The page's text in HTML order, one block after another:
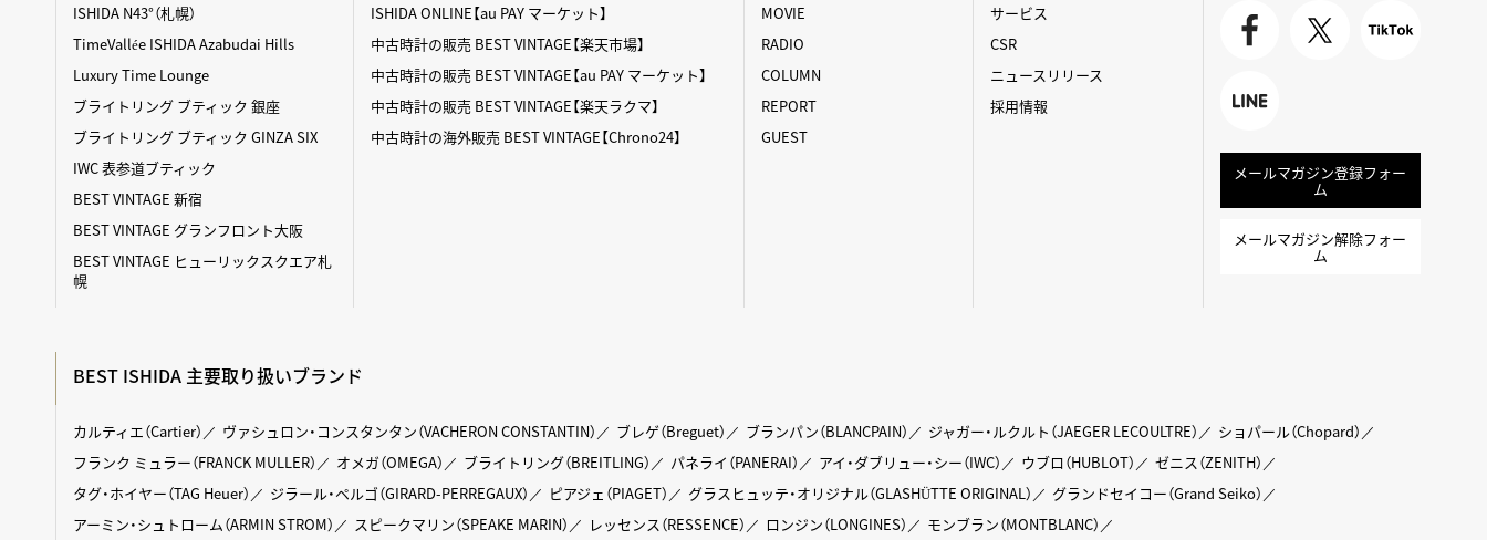
ISHIDA N43°（札幌）
TimeVallée ISHIDA Azabudai Hills
Luxury Time Lounge
ブライトリング ブティック 銀座
ブライトリング ブティック GINZA SIX
IWC 表参道ブティック
BEST VINTAGE 新宿
BEST VINTAGE グランフロント大阪
BEST VINTAGE ヒューリックスクエア札
幌
ISHIDA ONLINE【au PAY マーケット】
中古時計の販売 BEST VINTAGE【楽天市場】
中古時計の販売 BEST VINTAGE【au PAY マーケット】
中古時計の販売 BEST VINTAGE【楽天ラクマ】
中古時計の海外販売 BEST VINTAGE【Chrono24】
MOVIE
RADIO
COLUMN
REPORT
GUEST
サービス
CSR
ニュースリリース
採用情報
メールマガジン登録フォー
ム
メールマガジン解除フォー
ム
BEST ISHIDA 主要取り扱いブランド
カルティエ（Cartier） ヴァシュロン・コンスタンタン（VACHERON CONSTANTIN） ブレゲ（Breguet） ブランパン（BLANCPAIN） ジャガー・ルクルト（JAEGER LECOULTRE）
ショパール（Chopard）
フランク ミュラー（FRANCK MULLER）
オメガ（OMEGA） ブライトリング（BREITLING） パネライ（PANERAI） アイ・ダブリュー・シー（IWC） ウブロ（HUBLOT）
ゼニス（ZENITH）
タグ・ホイヤー（TAG Heuer）
ジラール・ペルゴ（GIRARD-PERREGAUX） ピアジェ（PIAGET） グラスヒュッテ・オリジナル（GLASHÜTTE ORIGINAL）
グランドセイコー（Grand Seiko）
アーミン・シュトローム（ARMIN STROM）
スピークマリン（SPEAKE MARIN） レッセンス（RESSENCE） ロンジン（LONGINES） モンブラン（MONTBLANC）